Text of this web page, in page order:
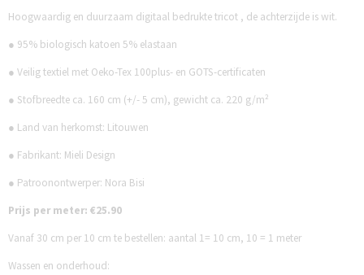
Hoogwaardig en duurzaam digitaal bedrukte tricot , de achterzijde is wit.
● 95% biologisch katoen 5% elastaan
● Veilig textiel met Oeko-Tex 100plus- en GOTS-certificaten
● Stofbreedte ca. 160 cm (+/- 5 cm), gewicht ca. 220 g/m²
● Land van herkomst: Litouwen
● Fabrikant: Mieli Design
● Patroonontwerper: Nora Bisi
Prijs per meter: €25.90
Vanaf 30 cm per 10 cm te bestellen: aantal 1= 10 cm, 10 = 1 meter
Wassen en onderhoud: